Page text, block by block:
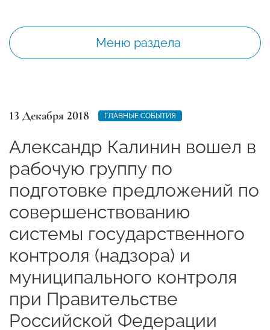
Меню раздела
13 Декабря 2018 ГЛАВНЫЕ СОБЫТИЯ
Александр Калинин вошел в
рабочую группу по
подготовке предложений по
совершенствованию
системы государственного
контроля (надзора) и
муниципального контроля
при Правительстве
Российской Федерации